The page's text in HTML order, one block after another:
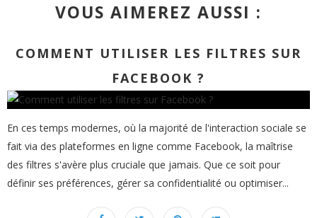
VOUS AIMEREZ AUSSI :
COMMENT UTILISER LES FILTRES SUR
FACEBOOK ?
En ces temps modernes, où la majorité de l'interaction sociale se
fait via des plateformes en ligne comme Facebook, la maîtrise
des filtres s'avère plus cruciale que jamais. Que ce soit pour
définir ses préférences, gérer sa confidentialité ou optimiser...